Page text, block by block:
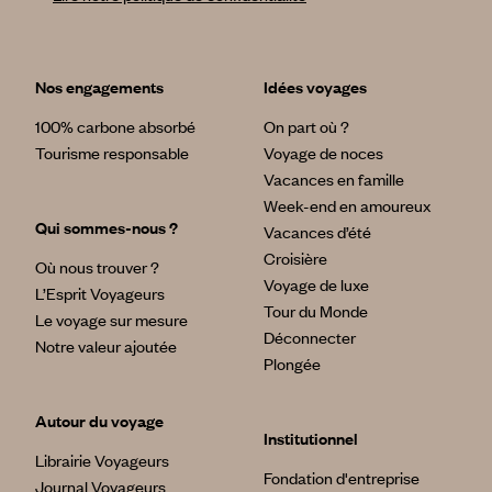
Nos engagements
100% carbone absorbé
Tourisme responsable
Qui sommes-nous ?
Où nous trouver ?
L’Esprit Voyageurs
Le voyage sur mesure
Notre valeur ajoutée
Autour du voyage
Librairie Voyageurs
Journal Voyageurs
Idées voyages
On part où ?
Voyage de noces
Vacances en famille
Week-end en amoureux
Vacances d’été
Croisière
Voyage de luxe
Tour du Monde
Déconnecter
Plongée
Institutionnel
Fondation d'entreprise